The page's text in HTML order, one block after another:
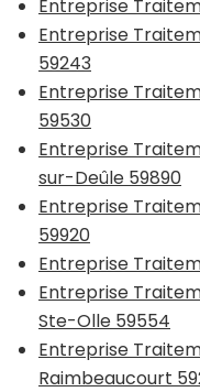
Entreprise
Entreprise
59243
Entreprise
59530
Entreprise
sur-Deûle 59890
Entreprise
59920
Entreprise
Entreprise
Ste-Olle 59554
Entreprise
Raimbeaucourt